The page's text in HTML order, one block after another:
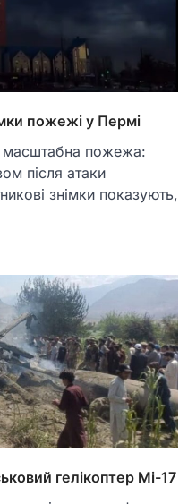
пожежі у Пермі
масштабна пожежа:
після атаки
знімки показують,
гелікоптер Мі-17